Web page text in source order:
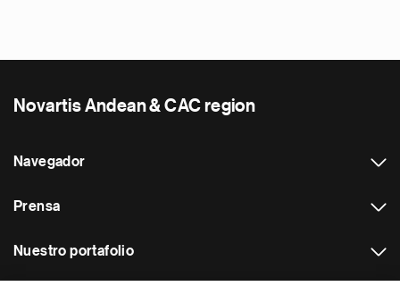
Novartis Andean & CAC region
Navegador
Prensa
Nuestro portafolio